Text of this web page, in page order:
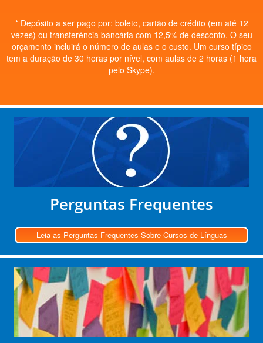
* Depósito a ser pago por: boleto, cartão de crédito (em até 12
vezes) ou transferência bancária com 12,5% de desconto. O seu
orçamento incluirá o número de aulas e o custo. Um curso típico
tem a duração de 30 horas por nível, com aulas de 2 horas (1 hora
pelo Skype).
Perguntas Frequentes
Leia as Perguntas Frequentes Sobre Cursos de Línguas